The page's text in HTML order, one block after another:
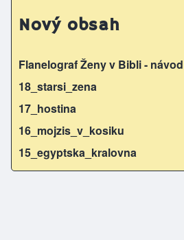
Nový obsah
Flanelograf Ženy v Bibli - návod
18_starsi_zena
17_hostina
16_mojzis_v_kosiku
15_egyptska_kralovna